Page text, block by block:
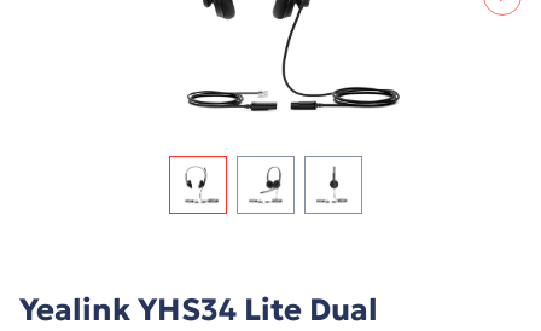
Yealink YHS34 Lite Dual